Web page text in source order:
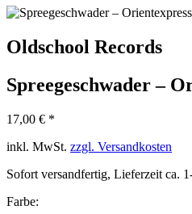
Oldschool Records
Spreegeschwader –
17,00 € *
inkl. MwSt. zzgl. Versandkosten
Sofort versandfertig, Lieferzeit ca.
Farbe: